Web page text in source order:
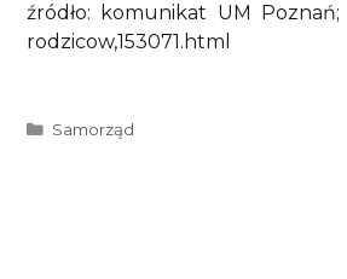
źródło: komunikat UM
rodzicow,153071.html
Kategorie
Samorząd